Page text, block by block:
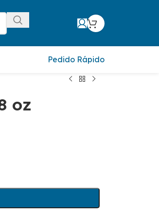
Pedido Rápido
oz